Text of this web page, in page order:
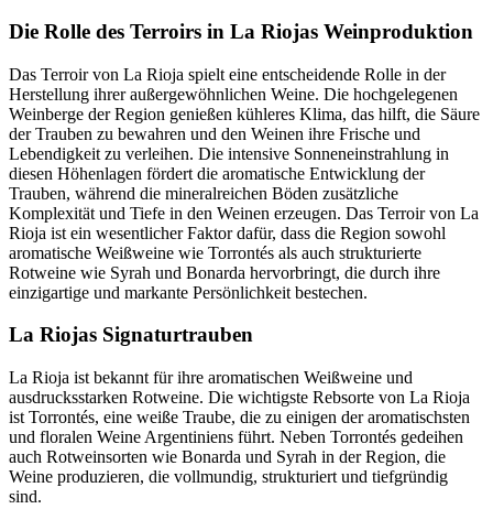
Die Rolle des Terroirs in La Riojas Weinproduktion
Das Terroir von La Rioja spielt eine entscheidende Rolle in der
Herstellung ihrer außergewöhnlichen Weine. Die hochgelegenen
Weinberge der Region genießen kühleres Klima, das hilft, die Säure
der Trauben zu bewahren und den Weinen ihre Frische und
Lebendigkeit zu verleihen. Die intensive Sonneneinstrahlung in
diesen Höhenlagen fördert die aromatische Entwicklung der
Trauben, während die mineralreichen Böden zusätzliche
Komplexität und Tiefe in den Weinen erzeugen. Das Terroir von La
Rioja ist ein wesentlicher Faktor dafür, dass die Region sowohl
aromatische Weißweine wie Torrontés als auch strukturierte
Rotweine wie Syrah und Bonarda hervorbringt, die durch ihre
einzigartige und markante Persönlichkeit bestechen.
La Riojas Signaturtrauben
La Rioja ist bekannt für ihre aromatischen Weißweine und
ausdrucksstarken Rotweine. Die wichtigste Rebsorte von La Rioja
ist Torrontés, eine weiße Traube, die zu einigen der aromatischsten
und floralen Weine Argentiniens führt. Neben Torrontés gedeihen
auch Rotweinsorten wie Bonarda und Syrah in der Region, die
Weine produzieren, die vollmundig, strukturiert und tiefgründig
sind.